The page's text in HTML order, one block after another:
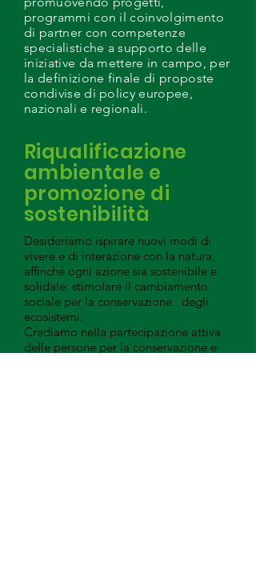
programmi con il coinvolgimento
di partner con competenze
specialistiche a supporto delle
iniziative da mettere in campo, per
la definizione finale di proposte
condivise di policy europee,
nazionali e regionali.
Riqualificazione
ambientale e
promozione di
sostenibilità
Desideriamo ispirare nuovi modi di
vivere e di interazione con la natura,
affinché ogni azione sia sostenibile e
solidale: stimolare il cambiamento
sociale per la conservazione degli
ecosistemi.
Crediamo nella partecipazione attiva
delle persone per la conservazione e